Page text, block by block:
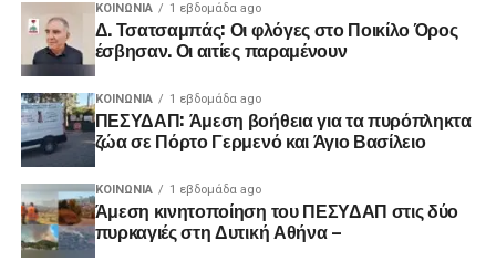
ΚΟΙΝΩΝΊΑ 1 εβδομάδα ago
Δ. Τσατσαμπάς: Οι φλόγες στο Ποικίλο Όρος
έσβησαν. Οι αιτίες παραμένουν
ΚΟΙΝΩΝΊΑ 1 εβδομάδα ago
ΠΕΣΥΔΑΠ: Άμεση βοήθεια για τα πυρόπληκτα
ζώα σε Πόρτο Γερμενό και Άγιο Βασίλειο
ΚΟΙΝΩΝΊΑ 1 εβδομάδα ago
Άμεση κινητοποίηση του ΠΕΣΥΔΑΠ στις δύο
πυρκαγιές στη Δυτική Αθήνα –